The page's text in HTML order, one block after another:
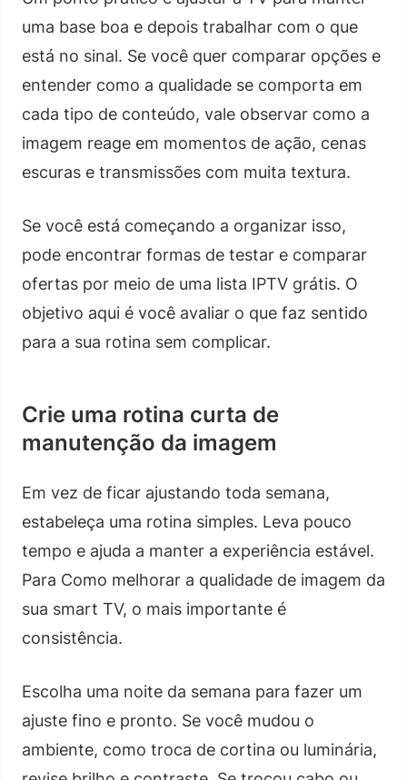
uma base boa e depois trabalhar com o que
está no sinal. Se você quer comparar opções e
entender como a qualidade se comporta em
cada tipo de conteúdo, vale observar como a
imagem reage em momentos de ação, cenas
escuras e transmissões com muita textura.
Se você está começando a organizar isso,
pode encontrar formas de testar e comparar
ofertas por meio de uma lista IPTV grátis. O
objetivo aqui é você avaliar o que faz sentido
para a sua rotina sem complicar.
Crie uma rotina curta de
manutenção da imagem
Em vez de ficar ajustando toda semana,
estabeleça uma rotina simples. Leva pouco
tempo e ajuda a manter a experiência estável.
Para Como melhorar a qualidade de imagem da
sua smart TV, o mais importante é
consistência.
Escolha uma noite da semana para fazer um
ajuste fino e pronto. Se você mudou o
ambiente, como troca de cortina ou luminária,